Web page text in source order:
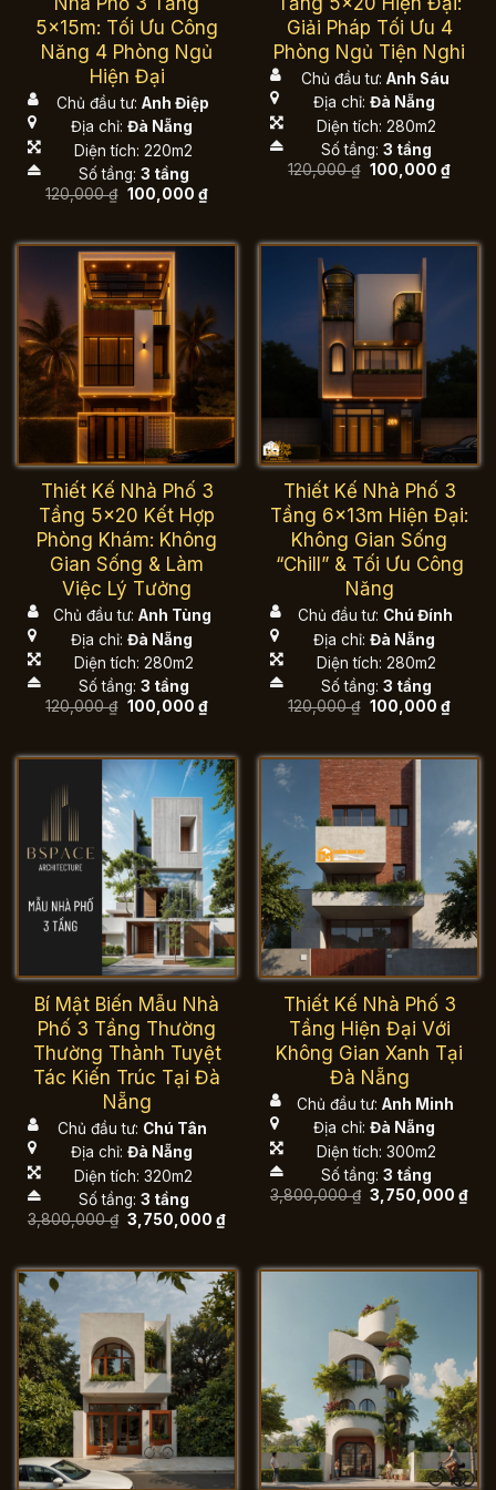
5x15m: Tối Ưu Công
Năng 4 Phòng Ngủ
Hiện Đại
Chủ đầu tư: Anh Điệp
Địa chỉ: Đà Nẵng
Diện tích: 220m2
Số tầng: 3 tầng
120,000₫ Giá
100,000 ₫Giá
hiện
100,000 ₫.
Giải Pháp Tối Ưu 4
Phòng Ngủ Tiện Nghi
Chủ đầu tư: Anh Sáu
Địa chỉ: Đà Nẵng
Diện tích: 280m2
Số tầng: 3 tầng
120,000₫ Giá
100,000 ₫Giá
hiện
Thiết Kế Nhà Phố 3
Tầng 5×20 Kết Hợp
Phòng Khám: Không
Gian Sống & Làm
Việc Lý Tưởng
Chủ đầu tư: Anh Tùng
Địa chỉ: Đà Nẵng
Diện tích: 280m2
Số tầng: 3 tầng
120,000₫ Giá
100,000 ₫Giá
hiện
100,000 ₫.
Thiết Kế Nhà Phố 3
Tầng 6x13m Hiện Đại:
Không Gian Sống
“Chill” & Tối Ưu Công
Năng
Chủ đầu tư: Chú Đính
Địa chỉ: Đà Nẵng
Diện tích: 280m2
Số tầng: 3 tầng
120,000₫ Giá
100,000 ₫Giá
hiện
Bí Mật Biến Mẫu Nhà
Phố 3 Tầng Thường
Thường Thành Tuyệt
Tác Kiến Trúc Tại Đà
Nẵng
Chủ đầu tư: Chú Tân
Địa chỉ: Đà Nẵng
Diện tích: 320m2
Số tầng: 3 tầng
3,800,000₫ Giá
gốc
3,750,000₫Giá
3,750,000 ₫.
Thiết Kế Nhà Phố 3
Tầng Hiện Đại Với
Không Gian Xanh Tại
Đà Nẵng
Chủ đầu tư: Anh Minh
Địa chỉ: Đà Nẵng
Diện tích: 300m2
Số tầng: 3 tầng
3,800,000₫ Giá
gốc
3,750,000₫Giá